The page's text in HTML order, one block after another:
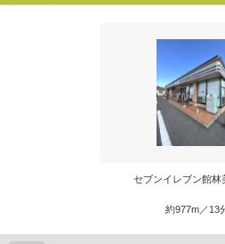
セブンイレブン館林
約977m／13